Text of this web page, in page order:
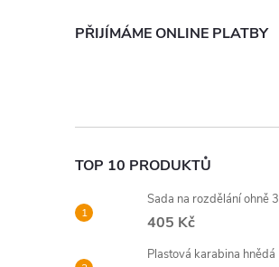
e
PŘIJÍMÁME ONLINE PLATBY
TOP 10 PRODUKTŮ
Sada na rozdělání ohně 3
405 Kč
Plastová karabina hnědá